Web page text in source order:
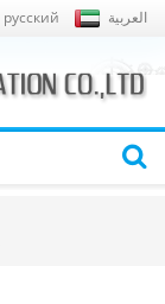
русский العربية